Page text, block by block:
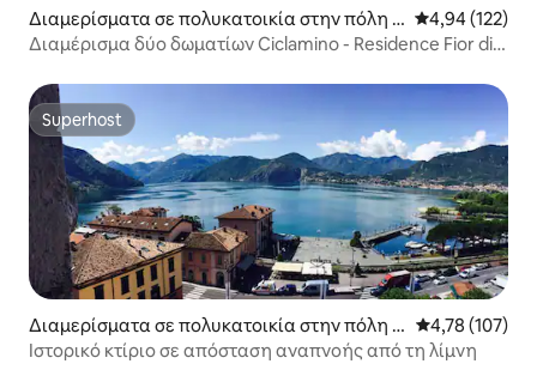
Διαμερίσματα σε πολυκατοικία στην πόλη T
orri del Benaco
Μέση
4,94 (122)
Διαμέρισμα δύο δωματίων Ciclamino - Residence Fior di
Superhost
Superhost
Διαμερίσματα σε πολυκατοικία στην πόλη Pi
sogne
Μέση
4,78 (107)
Ιστορικό κτίριο σε απόσταση αναπνοής από τη λίμνη